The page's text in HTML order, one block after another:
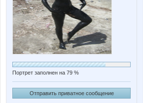
Портрет заполнен на 79 %
Отправить приватное сообщение